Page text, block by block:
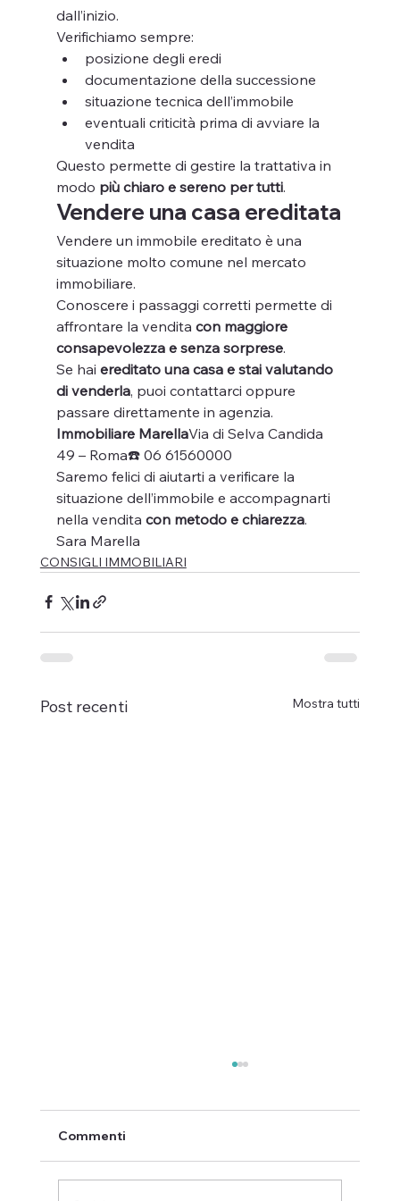
dall’inizio.
Verifichiamo sempre:
posizione degli eredi
documentazione della successione
situazione tecnica dell’immobile
eventuali criticità prima di avviare la
vendita
Questo permette di gestire la trattativa in
modo più chiaro e sereno per tutti.
Vendere una casa ereditata
Vendere un immobile ereditato è una
situazione molto comune nel mercato
immobiliare.
Conoscere i passaggi corretti permette di
affrontare la vendita con maggiore
consapevolezza e senza sorprese.
Se hai ereditato una casa e stai valutando
di venderla, puoi contattarci oppure
passare direttamente in agenzia.
Immobiliare MarellaVia di Selva Candida
49 – Roma☎️ 06 61560000
Saremo felici di aiutarti a verificare la
situazione dell’immobile e accompagnarti
nella vendita con metodo e chiarezza.
Sara Marella
CONSIGLI IMMOBILIARI
Post recenti Mostra tutti
Commenti